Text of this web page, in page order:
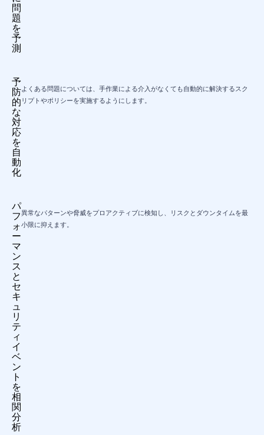
問
題
を
予
測
予
防
的
な
対
応
を
自
動
化
よくある問題については、手作業による介入がなくても自動的に解決するスク
リプトやポリシーを実施するようにします。
パ
フ
ォ
ー
マ
ン
ス
と
セ
キ
ュ
リ
テ
ィ
イ
ベ
ン
ト
を
相
関
分
析
異常なパターンや脅威をプロアクティブに検知し、リスクとダウンタイムを最
小限に抑えます。